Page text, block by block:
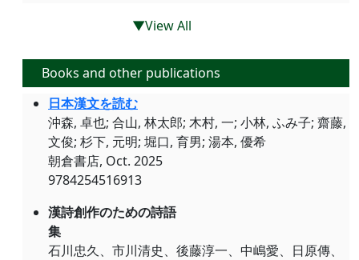
▼View All
Books and other publications
日本漢文を読む
沖森, 卓也; 合山, 林太郎; 木村, 一; 小林, ふみ子; 齋藤,
文俊; 杉下, 元明; 堀口, 育男; 湯本, 優希
朝倉書店, Oct. 2025
9784254516913
漢詩創作のための詩語
集
石川忠久、市川清史、後藤淳一、中嶋愛、日原傳、